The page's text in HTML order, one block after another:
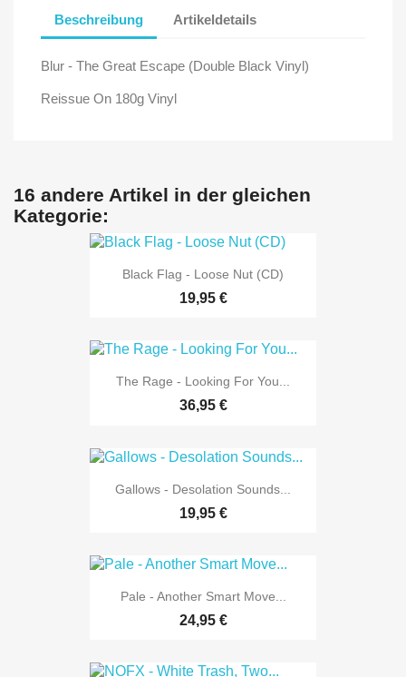
Beschreibung Artikeldetails
Blur - The Great Escape (Double Black Vinyl)
Reissue On 180g Vinyl
16 andere Artikel in der gleichen
Kategorie:
Black Flag - Loose Nut (CD)
19,95 €
The Rage - Looking For You...
36,95 €
Gallows - Desolation Sounds...
19,95 €
Pale - Another Smart Move...
24,95 €